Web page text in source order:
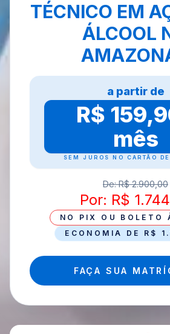
TÉCNICO EM
ÁLCOOL
a partir de
R$
mês
SEM JUROS NO CARTÃO
De: R$ 2.900,00
Por: R$
NO PIX OU BOLETO
ECONOMIA DE R$
FAÇA SUA